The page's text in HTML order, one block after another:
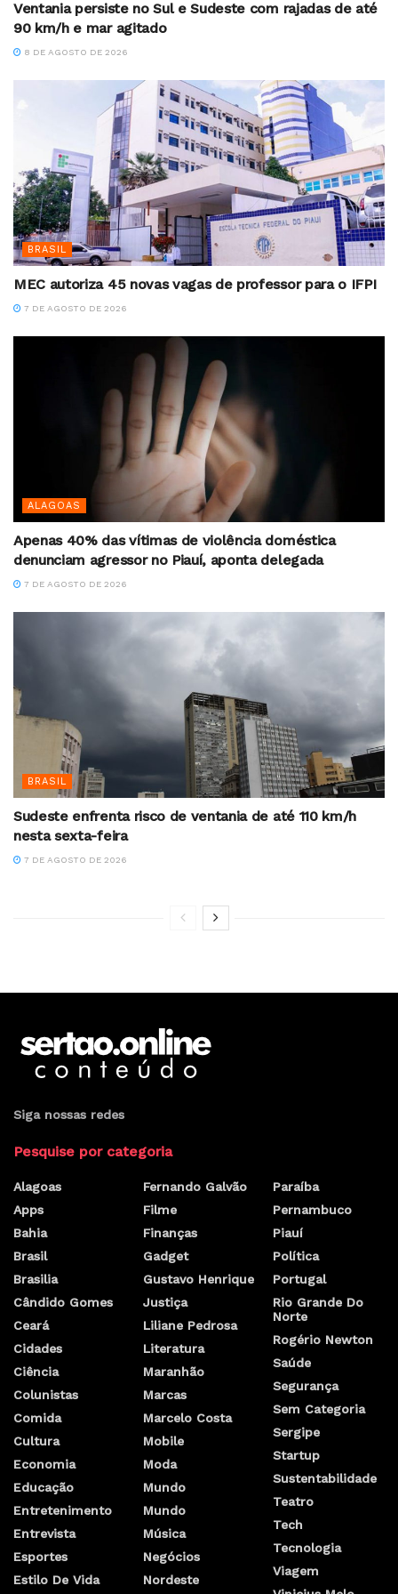
Ventania persiste no Sul e Sudeste com rajadas de até
90 km/h e mar agitado
8 DE AGOSTO DE 2026
BRASIL
MEC autoriza 45 novas vagas de professor para o IFPI
7 DE AGOSTO DE 2026
ALAGOAS
Apenas 40% das vítimas de violência doméstica
denunciam agressor no Piauí, aponta delegada
7 DE AGOSTO DE 2026
BRASIL
Sudeste enfrenta risco de ventania de até 110 km/h
nesta sexta-feira
7 DE AGOSTO DE 2026
Siga nossas redes
Pesquise por categoria
Alagoas
Apps
Bahia
Brasil
Brasilia
Cândido Gomes
Ceará
Cidades
Ciência
Colunistas
Comida
Cultura
Economia
Educação
Entretenimento
Entrevista
Esportes
Estilo De Vida
Fernando Galvão
Filme
Finanças
Gadget
Gustavo Henrique
Justiça
Liliane Pedrosa
Literatura
Maranhão
Marcas
Marcelo Costa
Mobile
Moda
Mundo
Mundo
Música
Negócios
Nordeste
Paraíba
Pernambuco
Piauí
Política
Portugal
Rio Grande Do
Norte
Rogério Newton
Saúde
Segurança
Sem Categoria
Sergipe
Startup
Sustentabilidade
Teatro
Tech
Tecnologia
Viagem